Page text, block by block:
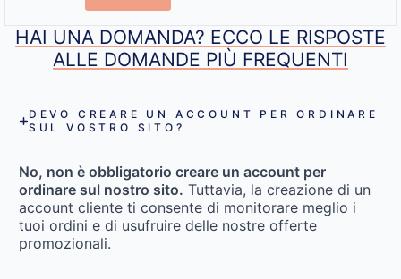
HAI UNA DOMANDA? ECCO LE RISPOSTE
ALLE DOMANDE PIÙ FREQUENTI
DEVO CREARE UN ACCOUNT PER ORDINARE
SUL VOSTRO SITO?
No, non è obbligatorio creare un account per
ordinare sul nostro sito. Tuttavia, la creazione di un
account cliente ti consente di monitorare meglio i
tuoi ordini e di usufruire delle nostre offerte
promozionali.